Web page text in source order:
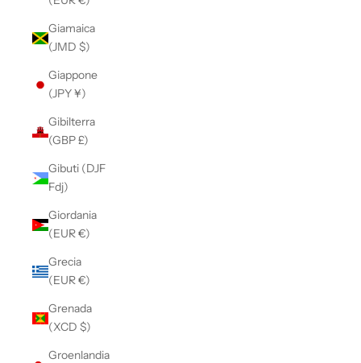
Giamaica
(JMD $)
Giappone
(JPY ¥)
Gibilterra
(GBP £)
Gibuti (DJF
Fdj)
Giordania
(EUR €)
Grecia
(EUR €)
Grenada
(XCD $)
Groenlandia